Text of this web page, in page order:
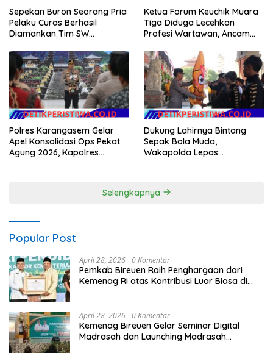
Sepekan Buron Seorang Pria
Pelaku Curas Berhasil
Diamankan Tim SW
Ketua Forum Keuchik Muara
Tiga Diduga Lecehkan
Profesi Wartawan, Ancam
Polres Karangasem Gelar
Apel Konsolidasi Ops Pekat
Agung 2026, Kapolres
Dukung Lahirnya Bintang
Sepak Bola Muda,
Wakapolda Lepas
Selengkapnya
Popular Post
April 28, 2026 0 Komentar
Pemkab Bireuen Raih Penghargaan dari
Kemenag RI atas Kontribusi Luar Biasa di
April 28, 2026 0 Komentar
Kemenag Bireuen Gelar Seminar Digital
Madrasah dan Launching Madrasah